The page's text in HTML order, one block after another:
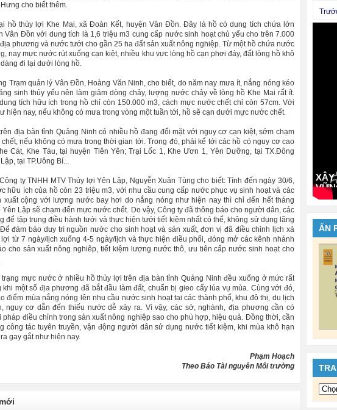
cho biết thêm.
hồ thủy lợi Khe Mai, xã Đoàn Kết, huyện Vân Đồn. Đây là hồ có dung tích chứa lớn
Vân Đồn với dung tích là 1,6 triệu m3 cung cấp nước sinh hoạt chủ yếu cho trên 7.000
phương và nước tưới cho gần 25 ha đất sản xuất nông nghiệp. Từ một hồ chứa nước
nay mực nước rút xuống cạn kiệt, nhiều khu vực lòng hồ cạn phơi đáy, đất lòng hồ khô
đi lại dưới lòng hồ.
Trạm quản lý Vân Đồn, Hoàng Văn Ninh, cho biết, do năm nay mưa ít, nắng nóng kéo
sinh thủy yếu nên làm giảm dòng chảy, lượng nước chảy về lòng hồ Khe Mai rất ít.
tích hữu ích trong hồ chỉ còn 150.000 m3, cách mực nước chết chỉ còn 57cm. Với
hiện nay, nếu không có mưa trong vòng một tuần tới, hồ sẽ cạn dưới mực nước chết.
địa bàn tỉnh Quảng Ninh có nhiều hồ đang đối mặt với nguy cơ cạn kiệt, sớm chạm
nếu không có mưa trong thời gian tới. Trong đó, phải kể tới các hồ có nguy cơ cao
Cát, Khe Táu, tại huyện Tiên Yên; Trại Lốc 1, Khe Ươn 1, Yên Dưỡng, tại TX.Đông
tại TP.Uông Bí...
ty TNHH MTV Thủy lợi Yên Lập, Nguyễn Xuân Tùng cho biết: Tính đến ngày 30/6,
hữu ích của hồ còn 23 triệu m3, với nhu cầu cung cấp nước phục vụ sinh hoạt và các
xuất cộng với lượng nước bay hơi do nắng nóng như hiện nay thì chỉ đến hết tháng
Yên Lập sẽ chạm đến mực nước chết. Do vậy, Công ty đã thông báo cho người dân, các
để tập trung điều hành tưới và thực hiện tưới tiết kiệm nhất có thể, không sử dụng lãng
đảm bảo duy trì nguồn nước cho sinh hoạt và sản xuất, đơn vị đã điều chỉnh lịch xả
từ 7 ngày/lịch xuống 4-5 ngày/lịch và thực hiện điều phối, đóng mở các kênh nhánh
cho sản xuất nông nghiêp, tiết kiệm lượng nước thô, ưu tiên cấp nước sinh hoạt cho
mực nước ở nhiều hồ thủy lợi trên địa bàn tỉnh Quảng Ninh đều xuống ở mức rất
khi một số địa phương đã bắt đầu làm đất, chuẩn bị gieo cấy lúa vụ mùa. Cùng với đó,
điểm mùa nắng nóng lên nhu cầu nước sinh hoạt tại các thành phố, khu đô thị, du lịch
nguy cơ dẫn đến thiếu nước dễ xảy ra. Vì vậy, các sở, nghành, địa phương cần có
pháp điều chỉnh trong sản xuất nông nghiệp sao cho phù hợp, hiệu quả. Đồng thời, cần
công tác tuyên truyền, vận động người dân sử dụng nước tiết kiệm, khi mùa khô hạn
gay gắt như hiện nay.
Phạm Hoạch
Theo Báo Tài nguyên Môi trường
XÂY
ẤN